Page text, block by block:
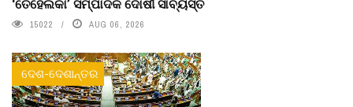
‘ତେହେଲକା’ ସମ୍ପାଦକ ଦୋଷୀ ସାବ୍ୟସ୍ତ
15022 AUG 06, 2026
ଦେଶ-ଦେଶାନ୍ତର